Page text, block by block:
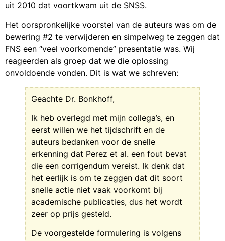
uit 2010 dat voortkwam uit de SNSS.
Het oorspronkelijke voorstel van de auteurs was om de
bewering #2 te verwijderen en simpelweg te zeggen dat
FNS een “veel voorkomende” presentatie was. Wij
reageerden als groep dat we die oplossing
onvoldoende vonden. Dit is wat we schreven:
Geachte Dr. Bonkhoff,
Ik heb overlegd met mijn collega’s, en
eerst willen we het tijdschrift en de
auteurs bedanken voor de snelle
erkenning dat Perez et al. een fout bevat
die een corrigendum vereist. Ik denk dat
het eerlijk is om te zeggen dat dit soort
snelle actie niet vaak voorkomt bij
academische publicaties, dus het wordt
zeer op prijs gesteld.
De voorgestelde formulering is volgens